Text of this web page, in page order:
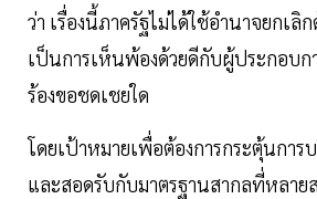
ว่า เรื่องนี้ภาครัฐไม่ได้ใช้อำนาจยกเลิ
เป็นการเห็นพ้องด้วยดีกับผู้ประกอบก
ร้องขอชดเชยใด
โดยเป้าหมายเพื่อต้องการกระตุ้นการ
และสอดรับกับมาตรฐานสากลที่หลาย